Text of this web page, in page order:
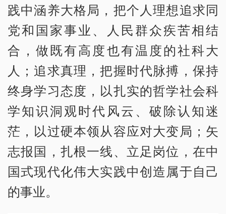
践中涵养大格局，把个人理想追求同
党和国家事业、人民群众疾苦相结
合，做既有高度也有温度的社科大
人；追求真理，把握时代脉搏，保持
终身学习态度，以扎实的哲学社会科
学知识洞观时代风云、破除认知迷
茫，以过硬本领从容应对大变局；矢
志报国，扎根一线、立足岗位，在中
国式现代化伟大实践中创造属于自己
的事业。